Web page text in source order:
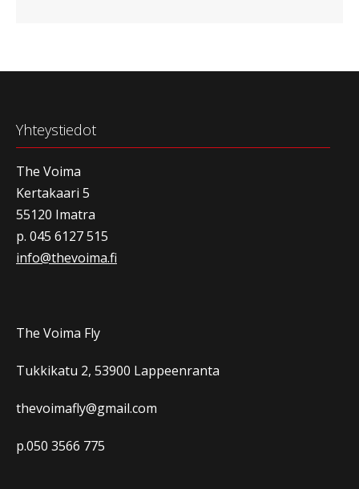
Yhteystiedot
The Voima
Kertakaari 5
55120 Imatra
p. 045 6127 515
info@thevoima.fi
The Voima Fly
Tukkikatu 2, 53900 Lappeenranta
thevoimafly@gmail.com
p.050 3566 775